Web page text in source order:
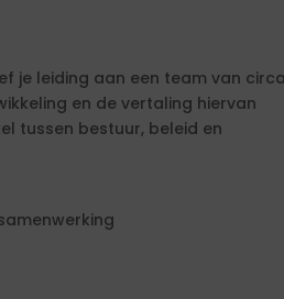
je leiding aan een team van circa
en de vertaling hiervan
tussen bestuur, beleid en